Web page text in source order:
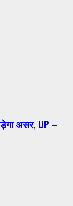
असर, UP –